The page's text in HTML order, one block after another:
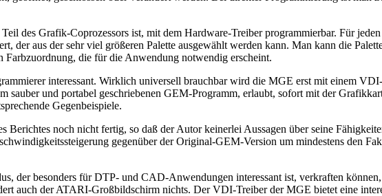
des Grafik-Coprozessors ist, mit dem Hardware-Treiber programmierbar. Für
der aus der sehr viel größeren Palette ausgewählt werden kann. Man kann die
Farbzuordnung, die für die Anwendung notwendig erscheint.
interessant. Wirklich universell brauchbar wird die MGE erst mit einem
sauber und portabel geschriebenen GEM-Programm, erlaubt, sofort mit der
Gegenbeispiele.
Berichtes noch nicht fertig, so daß der Autor keinerlei Aussagen über seine
gegenüber der Original-GEM-Version um mindestens den
der besonders für DTP- und CAD-Anwendungen interessant ist, verkraften
auch der ATARI-Großbildschirm nichts. Der VDI-Treiber der MGE bietet eine